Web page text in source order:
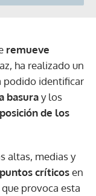
remueve
ha realizado un
podido identificar
basuray los
de los
altas, medias y
críticosen
provoca esta